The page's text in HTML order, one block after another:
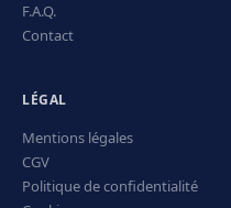
F.A.Q.
Contact
LÉGAL
Mentions légales
CGV
Politique de confidentialité